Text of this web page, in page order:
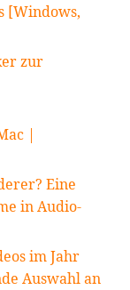
[Windows,
zur
|
Eine
in Audio-
im Jahr
Auswahl an